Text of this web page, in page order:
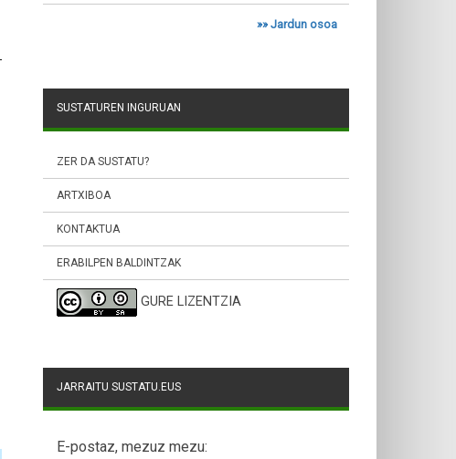
»»Jardun osoa
SUSTATUREN INGURUAN
ZER DA SUSTATU?
ARTXIBOA
KONTAKTUA
ERABILPEN BALDINTZAK
GURE LIZENTZIA
JARRAITU SUSTATU.EUS
E-postaz, mezuz mezu: